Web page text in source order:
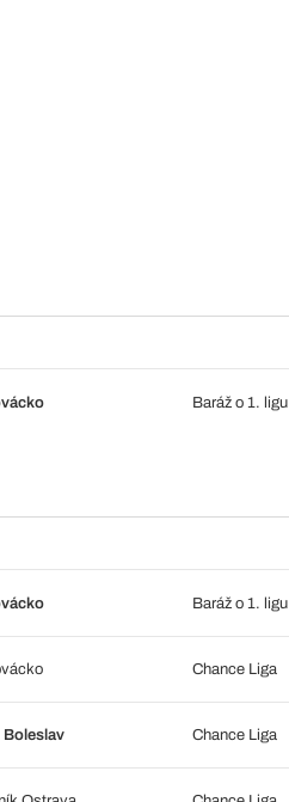
Baráž o 1. ligu
Baráž o 1. ligu
Chance Liga
Boleslav Chance Liga